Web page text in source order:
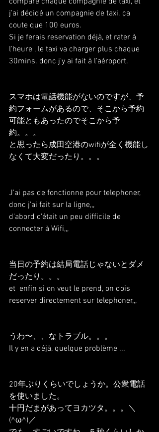
j'ai décidé un compagnie de taxi. ça
coute que 100 euros.
Si je ferais reservation déjà, et rater à
l'heure , le taxi va charger plus chaque
30mins. donc j'y ai fait à l'aéroport.
スマホは電話機能がないのですが、予
約フォームがあるので、そこから予約
可能ともあったのでそこから予
約。。。
と思ったら成田空港のwifiが全く機能し
なくて大変だったり。。。
J'ai pas de fonctionne pour telephoner,
donc j'ai fait sur la ligne,,,
d'abord c'était un peu difficile de
connecter à Wifi,,,
当日の予約は結局電話じゃないとダメ
だったり。。。
et  enfin si on veut le prend, on dois
reserver directement sur telephoner,,,
うわ〜、、なトラブル。。。
Il y en a déjà, quelque problème ...
20年ぶりくらいでしょうか。公衆電話
を使いました。
十円だまがあってヨカツタ。。。＼
(^ω^)／